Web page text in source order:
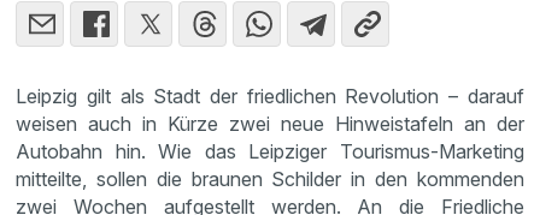
Leipzig gilt als Stadt der fried­li­chen Revolu­tion – darauf
weisen auch in Kürze zwei neue Hinweis­ta­feln an der
Autobahn hin. Wie das Leipziger Tourismus-Marke­ting
mitteilte, sollen die braunen Schilder in den kommenden
zwei Wochen aufge­stellt werden. An die Fried­liche